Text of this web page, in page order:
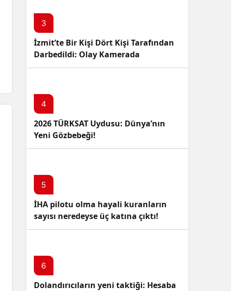
3
İzmit’te Bir Kişi Dört Kişi Tarafından
Darbedildi: Olay Kamerada
4
2026 TÜRKSAT Uydusu: Dünya’nın
Yeni Gözbebeği!
5
İHA pilotu olma hayali kuranların
sayısı neredeyse üç katına çıktı!
6
Dolandırıcıların yeni taktiği: Hesaba